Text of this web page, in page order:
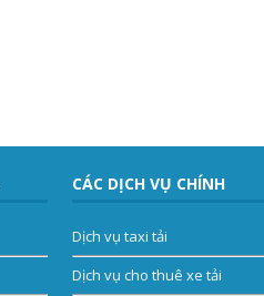
CÁC DỊCH VỤ CHÍNH
Dịch vụ taxi tải
Dịch vụ cho thuê xe tải